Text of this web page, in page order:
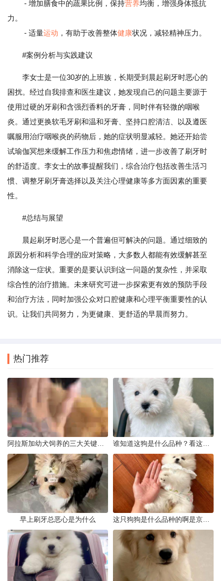
- 增加膳食中的蔬果比例，保持营养均衡，增强身体抵抗
力。
- 适量运动 ，有助于改善整体健康状况，减轻精神压力。
#案例分析与实践建议
李女士是一位30岁的上班族，长期受到晨起刷牙时恶心的
困扰。经过自我排查和医生建议，她发现自己的问题主要源于
使用过硬的牙刷和含强烈香料的牙膏，同时伴有轻微的咽喉
炎。通过更换软毛牙刷和温和牙膏、坚持口腔清洁、以及遵医
嘱服用治疗咽喉炎的药物后，她的症状明显减轻。她还开始尝
试瑜伽冥想来缓解工作压力和焦虑情绪，进一步改善了刷牙时
的舒适度。李女士的故事提醒我们，综合治疗包括改善生活习
惯、调整牙刷牙膏选择以及关注心理健康等多方面因素的重要
性。
#总结与展望
晨起刷牙时恶心是一个普遍但可解决的问题。通过细致的
原因分析和科学合理的应对策略，大多数人都能有效缓解甚至
消除这一症状。重要的是要认识到这一问题的复杂性，并采取
综合性的治疗措施。未来研究可进一步探索更有效的预防手段
和治疗方法，同时加强公众对口腔健康和心理平衡重要性的认
识。让我们共同努力，为更健康、更舒适的早晨而努力。
热门推荐
早上刷牙总恶心是为什么